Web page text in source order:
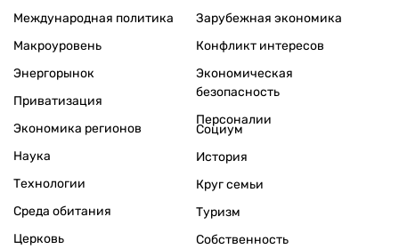
Международная политика
Макроуровень
Энергорынок
Приватизация
Экономика регионов
Зарубежная экономика
Конфликт интересов
Экономическая
безопасность
Персоналии
Наука
Технологии
Среда обитания
Церковь
Социум
История
Круг семьи
Туризм
Собственность